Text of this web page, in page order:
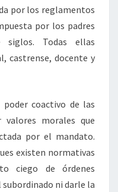
por los reglamentos
por los padres
siglos. Todas ellas
castrense, docente y
coactivo de las
morales que
por el mandato.
existen normativas
ciego de órdenes
ni darle la